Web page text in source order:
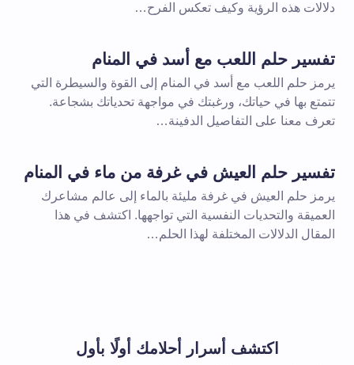
دلالات هذه الرؤية وكيف تعكس الفرح…
تفسير حلم اللعب مع أسد في المنام
يرمز حلم اللعب مع أسد في المنام إلى القوة والسيطرة التي
تتمتع بها في حياتك، ورغبتك في مواجهة تحدياتك بشجاعة.
تعرف معنا على التفاصيل الدفينة…
تفسير حلم العيش في غرفة من ماء في المنام
يرمز حلم العيش في غرفة مليئة بالماء إلى عالم مشاعرك
العميقة والتحديات النفسية التي تواجهها. اكتشف في هذا
المقال الدلالات المختلفة لهذا الحلم…
اكتشف أسرار أحلامك أولًا بأول